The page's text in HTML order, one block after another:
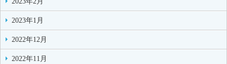
2023年1月
2022年12月
2022年11月